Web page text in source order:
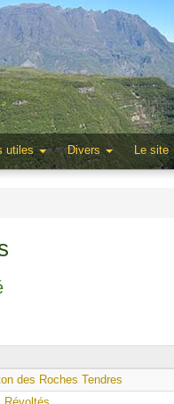
utiles Divers Le site
des Roches Tendres